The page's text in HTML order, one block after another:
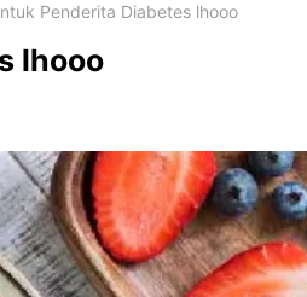
Penderita Diabetes lhooo
lhooo